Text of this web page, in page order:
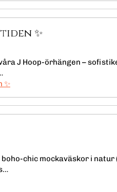
✨
J Hoop-örhängen –
✨
chic mockaväskor i